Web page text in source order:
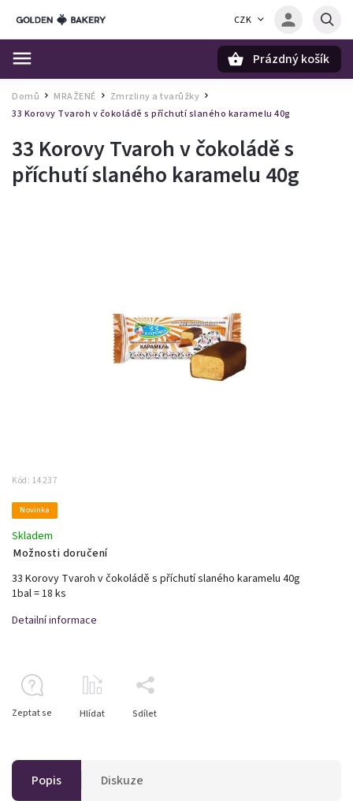
CZK
Prázdný košík
Domů / MRAŽENÉ Zmrzliny a tvarůžky /
33 Korovy Tvaroh v čokoládě s příchutí slaného karamelu 40g
33 Korovy Tvaroh v čokoládě s
příchutí slaného karamelu 40g
Kód: 14237
Novinka
Skladem
Možnosti doručení
33 Korovy Tvaroh v čokoládě s příchutí slaného karamelu 40g
1bal = 18 ks
Detailní informace
Zeptat se Hlídat Sdílet
Popis Diskuze